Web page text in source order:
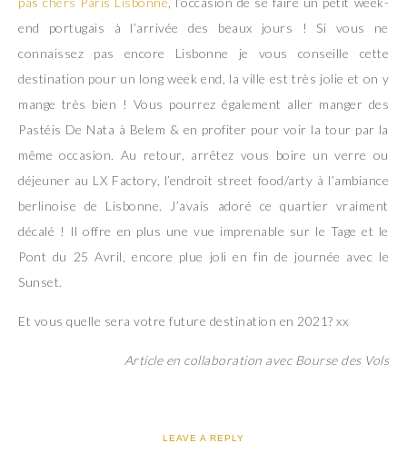
end portugais à l’arrivée des beaux jours ! Si vous ne
connaissez pas encore Lisbonne je vous conseille cette
destination pour un long week end, la ville est très jolie et on y
mange très bien ! Vous pourrez également aller manger des
Pastéis De Nata à Belem & en profiter pour voir la tour par la
même occasion. Au retour, arrêtez vous boire un verre ou
déjeuner au LX Factory, l’endroit street food/arty à l’ambiance
berlinoise de Lisbonne. J’avais adoré ce quartier vraiment
décalé ! Il offre en plus une vue imprenable sur le Tage et le
Pont du 25 Avril, encore plue joli en fin de journée avec le
Sunset.
Et vous quelle sera votre future destination en 2021? xx
Article en collaboration avec Bourse des Vols
LEAVE A REPLY